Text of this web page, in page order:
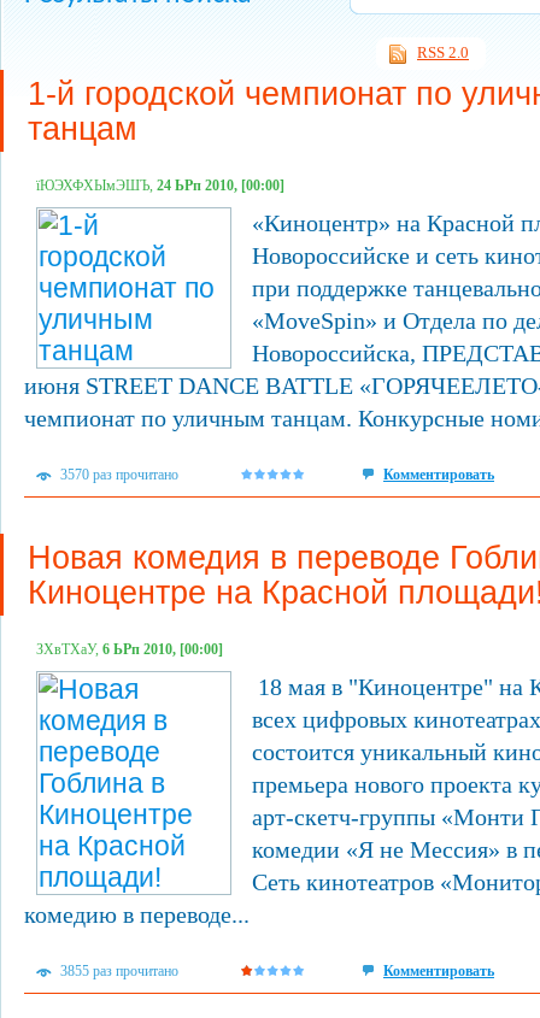
RSS 2.0
1-й городской чемпионат по
танцам
їЮЭХФХЫмЭШЪ, 24 ЬРп 2010, [00:00]
«Киноцентр» на Красной
Новороссийске и сеть
при поддержке
«MoveSpin» и Отдела по
Новороссийска,
июня STREET DANCE BATTLE «ГОРЯЧЕЕЛЕТО-
чемпионат по уличным танцам. Конкурсные
3570 раз прочитано Комментировать
Новая комедия в переводе
Киноцентре на Красной
ЗХвТХаУ, 6 ЬРп 2010, [00:00]
18 мая в "Киноцентре" на
всех цифровых
состоится уникальный
премьера нового проекта
арт-скетч-группы «Монти
комедии «Я не Мессия» в
Сеть кинотеатров
комедию в переводе...
3855 раз прочитано Комментировать